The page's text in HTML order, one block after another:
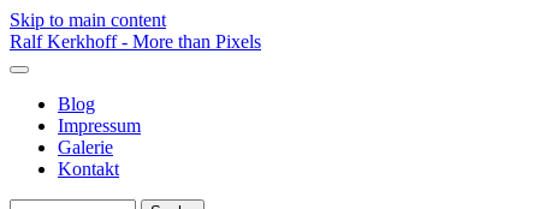
Skip to main content
Ralf Kerkhoff - More than Pixels
Blog
Impressum
Galerie
Kontakt